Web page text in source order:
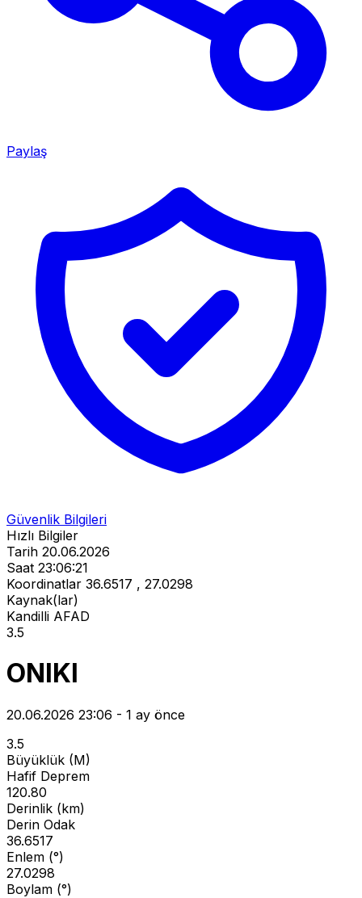
Paylaş
Güvenlik Bilgileri
Hızlı Bilgiler
Tarih 20.06.2026
Saat 23:06:21
Koordinatlar 36.6517 , 27.0298
Kaynak(lar)
Kandilli AFAD
3.5
ONIKI
20.06.2026 23:06 - 1 ay önce
3.5
Büyüklük (M)
Hafif Deprem
120.80
Derinlik (km)
Derin Odak
36.6517
Enlem (°)
27.0298
Boylam (°)